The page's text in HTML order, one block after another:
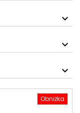
Obniżka